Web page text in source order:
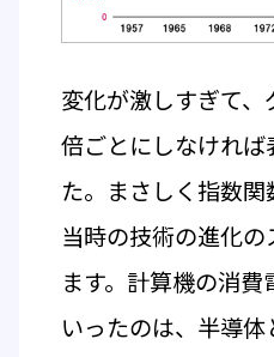
変化が激しすぎて
倍ごとにしなければ
た。まさしく指数関
当時の技術の進化
ます。計算機の消
いったのは、半導